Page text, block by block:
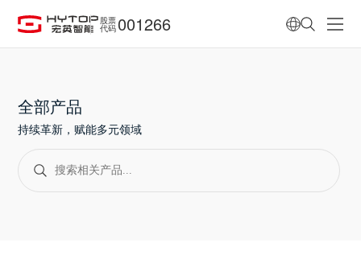
股票
代码 001266
全部产品
持续革新，赋能多元领域